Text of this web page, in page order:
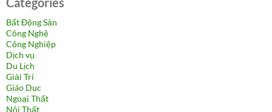
Bất Động Sản
Công Nghệ
Công Nghiệp
Dịch vụ
Du Lịch
Giải Trí
Giáo Dục
Ngoại Thất
Nội Thất